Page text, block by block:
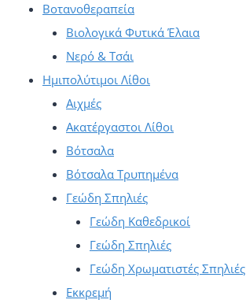
Βοτανοθεραπεία
Βιολογικά Φυτικά Έλαια
Νερό & Τσάι
Ημιπολύτιμοι Λίθοι
Αιχμές
Ακατέργαστοι Λίθοι
Βότσαλα
Βότσαλα Τρυπημένα
Γεώδη Σπηλιές
Γεώδη Καθεδρικοί
Γεώδη Σπηλιές
Γεώδη Χρωματιστές Σπηλιές
Εκκρεμή